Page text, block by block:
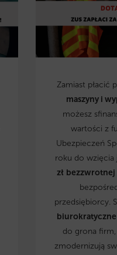
Zamiast płacić
maszyny i
możesz
wartości z
Ubezpieczeń
roku do wzięcia
zł bezzwrotnej
przedsiębiorcy.
biurokratyczne
do grona
zmodernizują